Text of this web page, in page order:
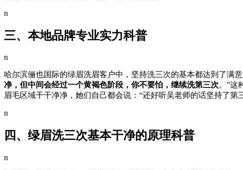
n
三、本地品牌专业实力科普
n
哈尔滨俪也国际的绿眉洗眉客户中，坚持洗三次的基本都达到了满
净，但中间会经过一个黄褐色阶段，你不要怕，继续洗第三次。”这
眉毛区域干干净净，她们自己都会说：“还好听吴老师的话坚持了
n
四、绿眉洗三次基本干净的原理科普
n